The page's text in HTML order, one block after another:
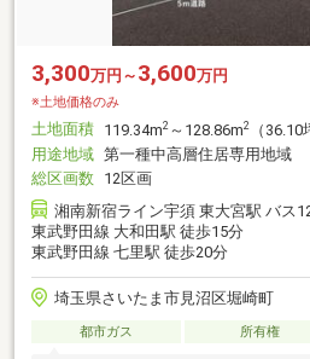
3,300万円～ 3,600万円
※土地価格のみ
土地面積 119.34m2 ～128.86m2
（36.10
用途地域 第一種中高層住居専用地域
総区画数 12区画
湘南新宿ライン宇須 東大宮駅 バス
東武野田線 大和田駅 徒歩15分
東武野田線 七里駅 徒歩20分
埼玉県さいたま市見沼区堀崎町
都市ガス 所有権